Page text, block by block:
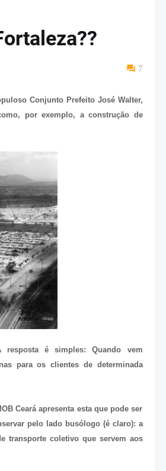
7
Conjunto Prefeito José Walter,
por exemplo, a construção de
é simples: Quando vem
para os clientes de determinada
Ceará apresenta esta que pode ser
pelo lado busólogo (é claro): a
transporte coletivo que servem aos